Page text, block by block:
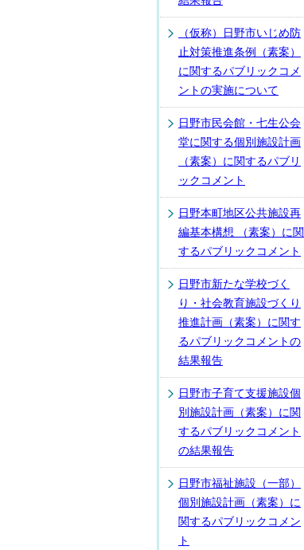
（仮称）日野市いじめ防
止対策推進条例（素案）
に関するパブリックコメ
ントの実施について
日野市民会館・七生公会
堂に関する個別施設計画
（素案）に関するパブリ
ックコメント
日野本町地区公共施設再
編基本構想 （素案）に関
するパブリックコメント
日野市新たな学校づく
り・社会教育施設づくり
推進計画（素案）に関す
るパブリックコメントの
結果報告
日野市子育て支援施設個
別施設計画（素案）に関
するパブリックコメント
の結果報告
日野市福祉施設（一部）
個別施設計画（素案）に
関するパブリックコメン
ト